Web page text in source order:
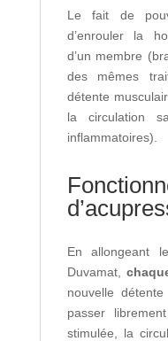
Le fait de
d’enrouler la
d’un membre
des mêmes
détente
la circulation
inflammatoires).
En allongeant
Duvamat,
nouvelle
passer
stimulée, la